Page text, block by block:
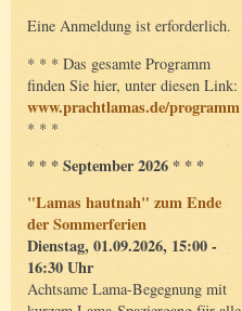
Eine Anmeldung ist erforderlich.
* * * Das gesamte Programm
finden Sie hier, unter diesen Link:
www.prachtlamas.de/programm
* * *
* * * September 2026 * * *
"Lamas hautnah" zum Ende
der Sommerferien
Dienstag, 01.09.2026, 15:00 -
16:30 Uhr
Achtsame Lama-Begegnung mit